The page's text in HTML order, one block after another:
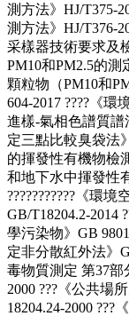
測方法》HJ/T375-
測方法》HJ/T376-
采樣器技術要求及
PM10和PM2.5的測
顆粒物（PM10和
604-2017 ????《
進樣-氣相色譜質譜
定三點比較臭袋法
的揮發性有機物檢
和地下水中揮發性
???????????《環
GB/T18204.2-2014
學污染物》GB
定非分散紅外法》
毒物質測定 第37部
2000 ???《公共場
18204.24-2000